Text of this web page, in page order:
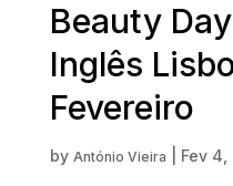
Beauty
Inglês
Fevereiro
by António Vieira Fev 4,